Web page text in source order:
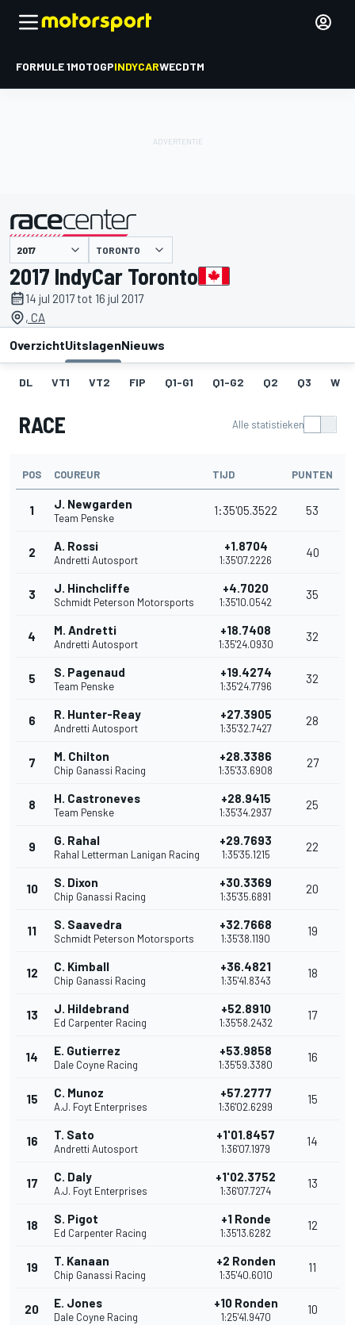
FORMULE 1MOTOGPINDYCARWECDTM
gepresenteerd door TORONTO
2017 IndyCar Toronto
14 jul 2017 tot 16 jul 2017
, CA
OverzichtUitslagenNieuws
DL VT1 VT2 FIP Q1-G1 Q1-G2 Q2 Q3 W
RACE Alle statistieken
POS COUREUR TIJD PUNTEN
1 J. Newgarden
Team Penske
1:35'05.3522 53
2 A. Rossi
Andretti Autosport
+1.8704
1:35'07.2226
40
3 J. Hinchcliffe
Schmidt Peterson Motorsports
+4.7020
1:35'10.0542
35
4 M. Andretti
Andretti Autosport
+18.7408
1:35'24.0930
32
5 S. Pagenaud
Team Penske
+19.4274
1:35'24.7796
32
6 R. Hunter-Reay
Andretti Autosport
+27.3905
1:35'32.7427
28
7 M. Chilton
Chip Ganassi Racing
+28.3386
1:35'33.6908
27
8 H. Castroneves
Team Penske
+28.9415
1:35'34.2937
25
9 G. Rahal
Rahal Letterman Lanigan Racing
+29.7693
1:35'35.1215
22
10 S. Dixon
Chip Ganassi Racing
+30.3369
1:35'35.6891
20
11 S. Saavedra
Schmidt Peterson Motorsports
+32.7668
1:35'38.1190
19
12 C. Kimball
Chip Ganassi Racing
+36.4821
1:35'41.8343
18
13 J. Hildebrand
Ed Carpenter Racing
+52.8910
1:35'58.2432
17
14 E. Gutierrez
Dale Coyne Racing
+53.9858
1:35'59.3380
16
15 C. Munoz
A.J. Foyt Enterprises
+57.2777
1:36'02.6299
15
16 T. Sato
Andretti Autosport
+1'01.8457
1:36'07.1979
14
17 C. Daly
A.J. Foyt Enterprises
+1'02.3752
1:36'07.7274
13
18 S. Pigot
Ed Carpenter Racing
+1 Ronde
1:35'13.6282
12
19 T. Kanaan
Chip Ganassi Racing
+2 Ronden
1:35'40.6010
11
20 E. Jones
Dale Coyne Racing
+10 Ronden
1:25'41.9470
10